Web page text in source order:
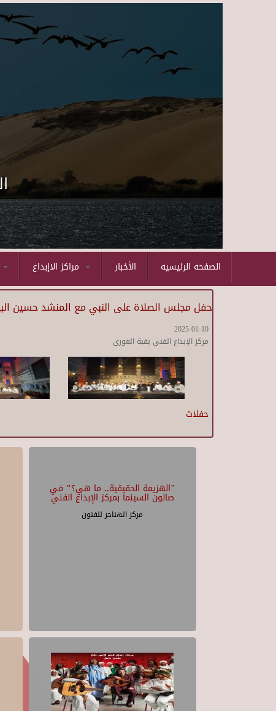
الأخبار الصفحه الرئيسيه
حفل مجلس الصلاة على النبي مع المنشد حسين
2025-01-10
مركز الإبداع الفنى بقبة الغورى
حفلات
"الهزيمة الحقيقية.. ما هي؟" في
صالون السينما بمركز الإبداع الفني
مركز الهناجر للفنون